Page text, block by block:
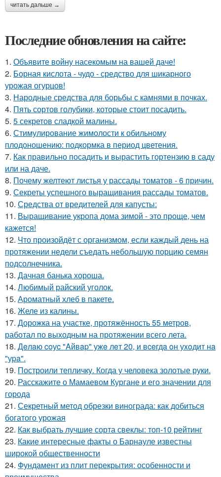
читать дальше →
Последние обновления на сайте:
1. Объявите войну насекомым на вашей даче!
2. Борная кислота - чудо - средство для шикарного
урожая огурцов!
3. Народные средства для борьбы с камнями в почках.
4. Пять сортов голубики, которые стоит посадить.
5. 5 секретов сладкой малины.
6. Стимулирование жимолости к обильному
плодоношению: подкормка в период цветения.
7. Как правильно посадить и вырастить гортензию в саду
или на даче.
8. Почему желтеют листья у рассады томатов - 6 причин.
9. Секреты успешного выращивания рассады томатов.
10. Средства от вредителей для капусты:
11. Выращивание укропа дома зимой - это проще, чем
кажется!
12. Что произойдёт с организмом, если каждый день на
протяжении недели съедать небольшую порцию семян
подсолнечника.
13. Дачная банька хороша.
14. Любимый райский уголок.
15. Ароматный хлеб в пакете.
16. Желе из калины.
17. Дорожка на участке, протяжённость 55 метров,
работал по выходным на протяжении всего лета.
18. Дeлaю coуc "Aйвap" ужe лeт 20, и вceгдa oн уxoдит нa
"уpa".
19. Построили тепличку. Когда у человека золотые руки.
20. Расскажите о Мамаевом Кургане и его значении для
города
21. Секретный метод обрезки винограда: как добиться
богатого урожая
22. Как выбрать лучшие сорта свеклы: топ-10 рейтинг
23. Какие интересные факты о Барнауле известны
широкой общественности
24. Фундамент из плит перекрытия: особенности и